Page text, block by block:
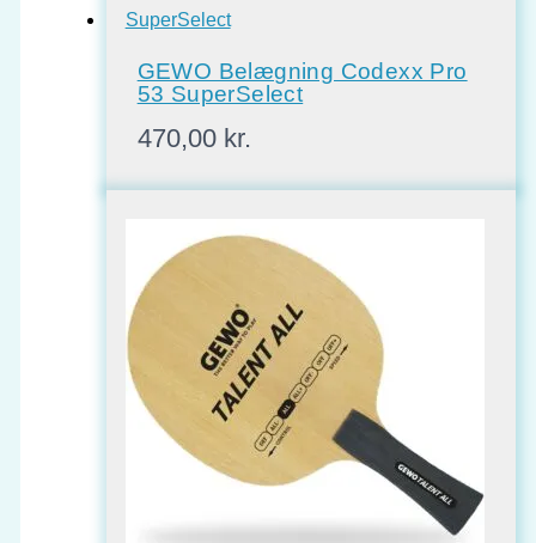
GEWO Belægning Codexx Pro
53 SuperSelect
470,00 kr.